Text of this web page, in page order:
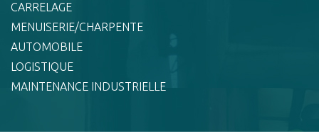
CARRELAGE
MENUISERIE/CHARPENTE
AUTOMOBILE
LOGISTIQUE
MAINTENANCE INDUSTRIELLE